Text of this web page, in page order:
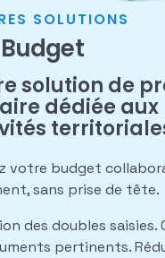
SOLUTIONS
solution de
dédiée aux
votre budget
sans prise de tête.
des doubles saisies.
pertinents.